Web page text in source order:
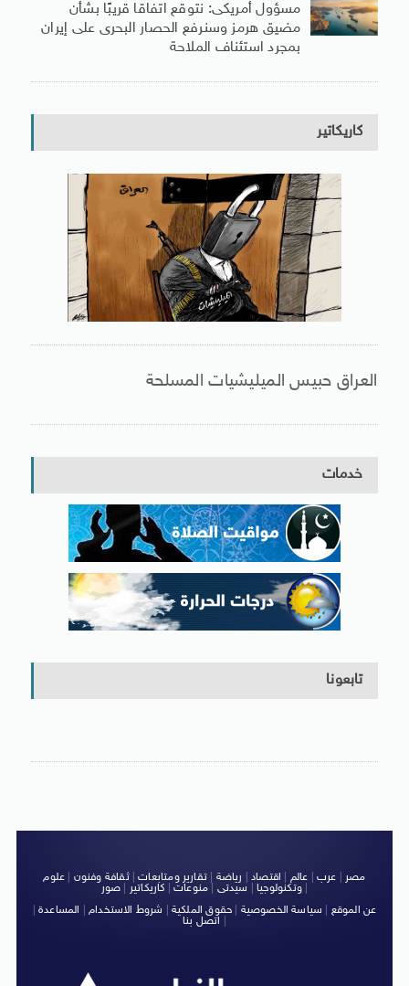
مسؤول أمريكى: نتوقع اتفاقا قريبًا بشأن
مضيق هرمز وسنرفع الحصار البحرى على إيران
بمجرد استئناف الملاحة
كاريكاتير
العراق حبيس الميليشيات المسلحة
خدمات
تابعونا
مصر عرب عالم اقتصاد رياضة |تقارير ومتابعات|ثقافة وفنون
علوم
وتكنولوجيا| سيدتى منوعات كاريكاتير صور
|
عن الموقع
سياسة الخصوصية حقوق الملكية شروط الاستخدام| المساعدة|
اتصل بنا